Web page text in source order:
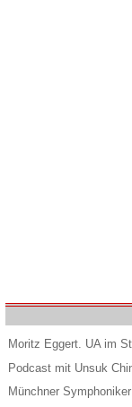
Moritz Eggert. UA im
Podcast mit Unsuk
Münchner